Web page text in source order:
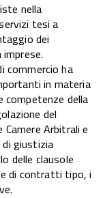
nella
tesi a
dei
commercio ha
in materia
competenze della
del
Arbitrali e
di giustizia
delle clausole
di contratti tipo, i